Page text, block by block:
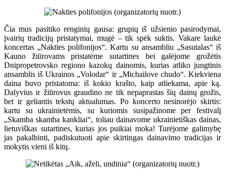
Čia mus pasitiko renginių gausa: grupių iš užsienio pasirodymai,
įvairių tradicijų pristatymai, mugė – tik spėk suktis. Vakare laukė
koncertas „Nakties polifonijos“. Kartu su ansambliu „Sasutalas“ iš
Kauno žiūrovams pristatėme sutartines bei galėjome grožėtis
Dnipropetrovsko regiono kazokų dainomis, kurias atliko jungtinis
ansamblis iš Ukrainos „Volodar“ ir „Michailove chudo“. Kiekviena
daina buvo pristatoma: iš kokio krašto, kaip atliekama, apie ką.
Dalyvius ir žiūrovus graudino ne tik nepaprastas šių dainų grožis,
bet ir geliantis tekstų aktualumas. Po koncerto nesinorėjo skirtis:
kartu su ukrainietėmis, su kuriomis susipažinome per festivalį
„Skamba skamba kankliai“, toliau dainavome ukrainietiškas dainas,
lietuviškas sutartines, kurias jos puikiai moka! Turėjome galimybę
jas pakalbinti, padiskutuoti apie skirtingas dainavimo tradicijas ir
mokytis vieni iš kitų.